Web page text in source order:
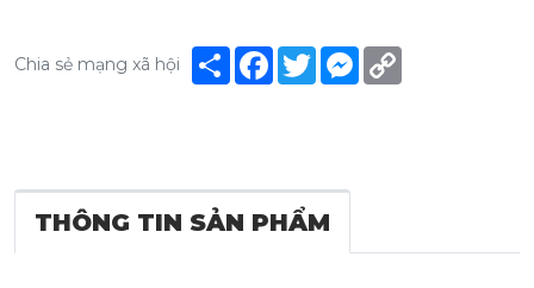
Chia sẻ mạng xã hội Share Facebook
TwitterMessenger
THÔNG TIN SẢN PHẨM